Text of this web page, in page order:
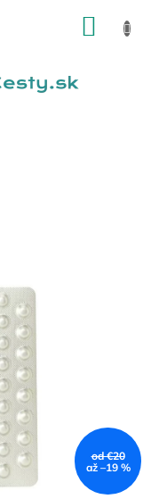
od €20
až –19 %